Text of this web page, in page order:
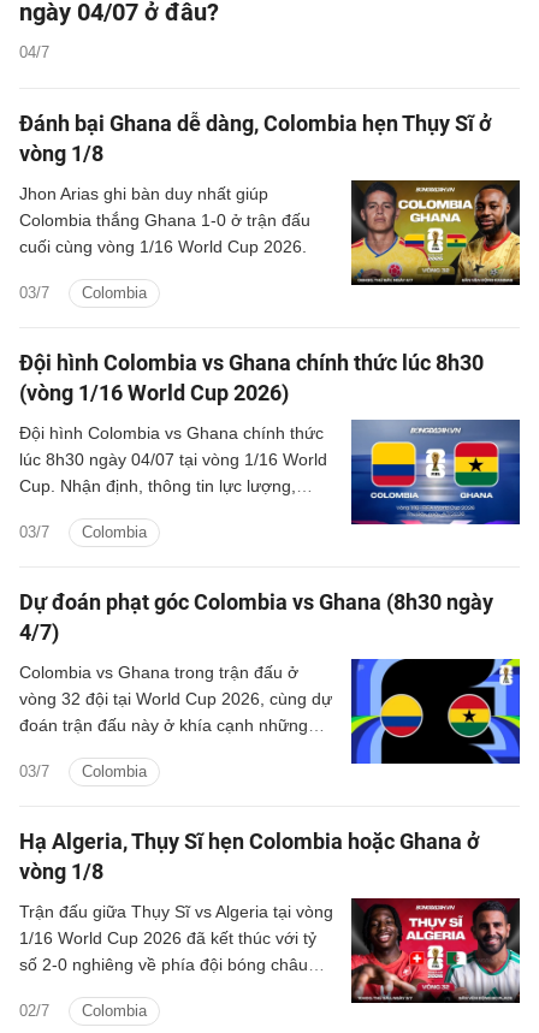
ngày 04/07 ở đâu?
04/7
Đánh bại Ghana dễ dàng, Colombia hẹn Thụy Sĩ ở
vòng 1/8
03/7 Colombia
Jhon Arias ghi bàn duy nhất giúp
Colombia thắng Ghana 1-0 ở trận đấu
cuối cùng vòng 1/16 World Cup 2026.
Đội hình Colombia vs Ghana chính thức lúc 8h30
(vòng 1/16 World Cup 2026)
03/7 Colombia
Đội hình Colombia vs Ghana chính thức
lúc 8h30 ngày 04/07 tại vòng 1/16 World
Cup. Nhận định, thông tin lực lượng,
Colombia vs Ghana.
Dự đoán phạt góc Colombia vs Ghana (8h30 ngày
4/7)
03/7 Colombia
Colombia vs Ghana trong trận đấu ở
vòng 32 đội tại World Cup 2026, cùng dự
đoán trận đấu này ở khía cạnh những
Hạ Algeria, Thụy Sĩ hẹn Colombia hoặc Ghana ở
vòng 1/8
02/7 Colombia
Trận đấu giữa Thụy Sĩ vs Algeria tại vòng
1/16 World Cup 2026 đã kết thúc với tỷ
số 2-0 nghiêng về phía đội bóng châu
sẽ đối đầu với đội thắng ở cặp đấu giữa